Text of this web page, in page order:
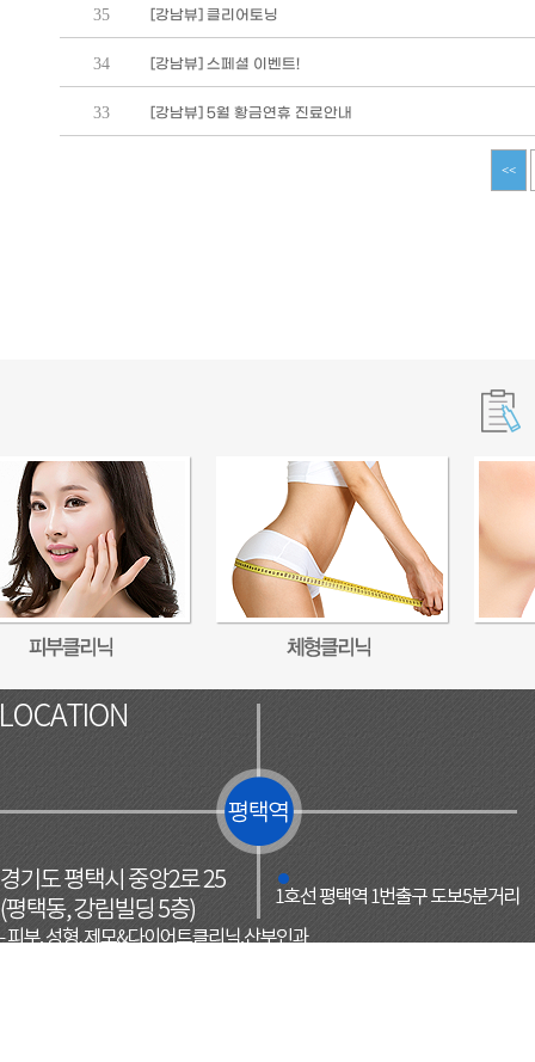
35 [강남뷰] 클리어토닝
34 [강남뷰] 스페셜 이벤트!
33 [강남뷰] 5월 황금연휴 진료안내